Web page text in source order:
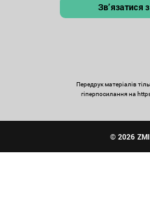
Зв’язатися
Передрук матеріалів
гіперпосилання на
© 2026